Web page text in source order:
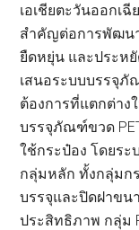
เอเชียตะวันออกเ
สำคัญต่อการพัฒน
ยืดหยุ่น และประห
เสนอระบบบรรจุ
ต้องการที่แตกต่าง
บรรจุภัณฑ์ขวด
ใช้กระป๋อง โดยร
กลุ่มหลัก ทั้งกลุ่มกร
บรรจุและปิดฝาขน
ประสิทธิภาพ กลุ่ม